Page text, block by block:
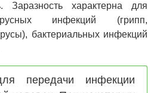
Заразность характерна для
инфекций (грипп,
бактериальных инфекций
передачи инфекции